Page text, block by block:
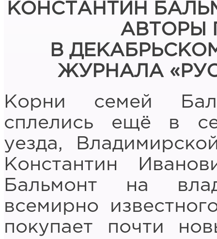
КОНСТАНТИН
АВТОРЫ
В
ЖУРНАЛА
Корни семей
сплелись ещё в
уезда,
Константин
Бальмонт на
всемирно
покупает почти